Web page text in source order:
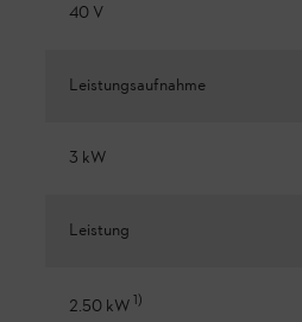
40 V
Leistungsaufnahme
3 kW
Leistung
2.50 kW1)